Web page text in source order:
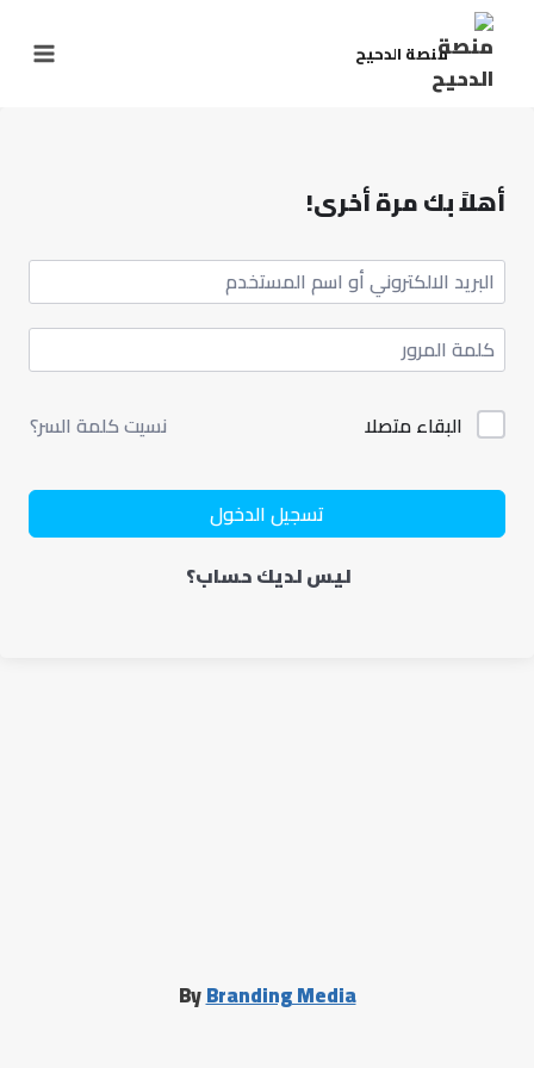
منصة الدحيح
أهلاً بك مرة أخرى!
البقاء متصلا نسيت كلمة السر؟
تسجيل الدخول
ليس لديك حساب؟
ByBranding Media